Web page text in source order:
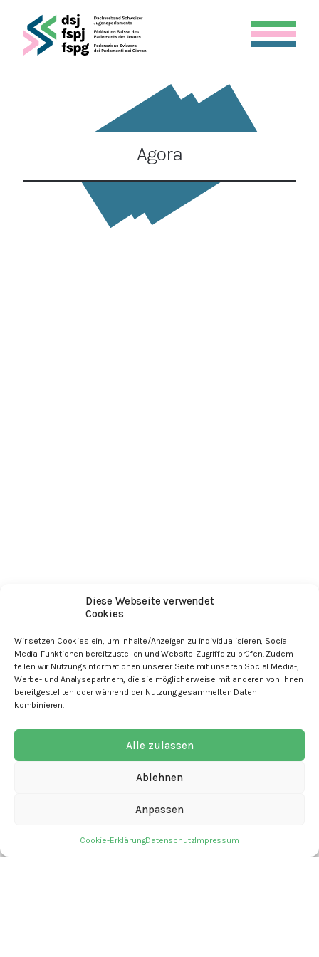
Diese Webseite verwendet
Cookies
Wir setzen Cookies ein, um Inhalte/Anzeigen zu individualisieren, Social
Media-Funktionen bereitzustellen und Website-Zugriffe zu prüfen. Zudem
teilen wir Nutzungsinformationen unserer Seite mit unseren Social Media-,
Werbe- und Analysepartnern, die sie möglicherweise mit anderen von Ihnen
bereitgestellten oder während der Nutzung gesammelten Daten
kombinieren.
Alle zulassen
Ablehnen
Anpassen
Cookie-ErklärungDatenschutzImpressum
Agora
mit den Angeboten
Kontakt